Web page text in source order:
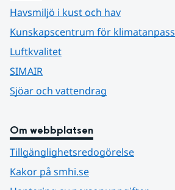
Havsmiljö i kust och hav
Kunskapscentrum för
Luftkvalitet
SIMAIR
Sjöar och vattendrag
Om webbplatsen
Tillgänglighetsredogörelse
Kakor på smhi.se